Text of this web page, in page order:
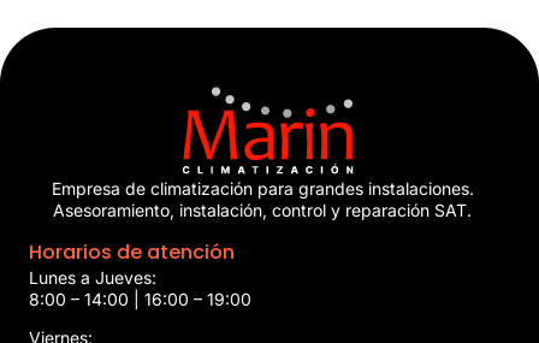
Empresa de climatización para grandes instalaciones.
Asesoramiento, instalación, control y reparación SAT.
Horarios de atención
Lunes a Jueves:
8:00 – 14:00 | 16:00 – 19:00
Viernes: